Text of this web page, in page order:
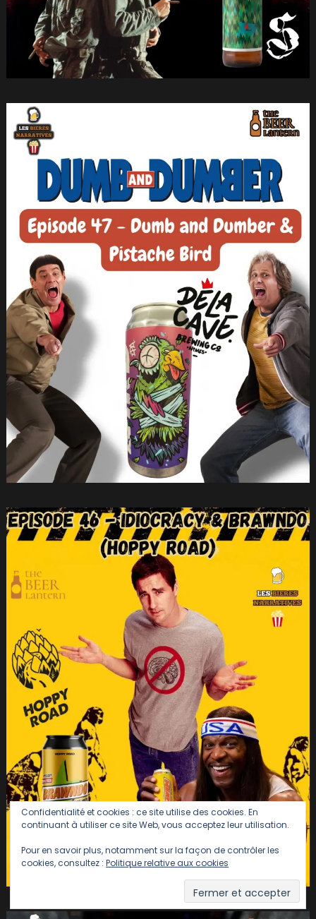
Confidentialité et cookies : ce site utilise des cookies. En
continuant à utiliser ce site Web, vous acceptez leur utilisation.
Pour en savoir plus, notamment sur la façon de contrôler les
cookies, consultez : Politique relative aux cookies